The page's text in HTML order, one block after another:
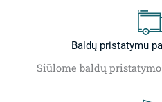
Baldų pristatymu
Siūlome baldų